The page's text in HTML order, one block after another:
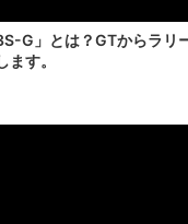
G」とは？GTからラリ
す。